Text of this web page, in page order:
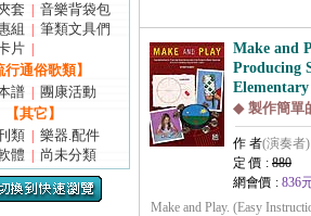
套
音樂背袋包
組
筆類文具們
片
行通俗歌類】
譜
團康活動
【其它】
類
樂器.配件
體
尚未分類
Make and
Producing
◆ 製作簡單
作 者(演奏者
定 價 : 880
網會價 : 836
Make and Play. (Easy